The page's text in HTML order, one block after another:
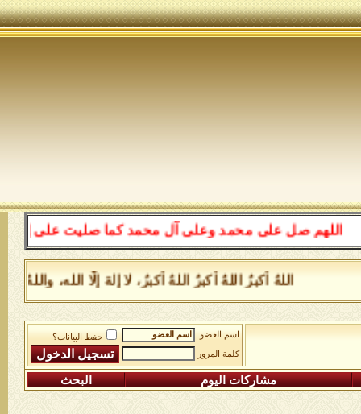
اللهم صل على محمد وعلى آل محمد كما صليت على إبراهيم
اللهُ أكبرُ اللهُ أكبرُ اللهُ أكبرُ، لا إلهَ إلَّا الله،
اسم العضو
حفظ البيانات؟
كلمة المرور
مشاركات اليوم البحث